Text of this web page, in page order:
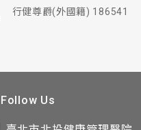
行健尊爵(外國籍) 186541
Follow Us